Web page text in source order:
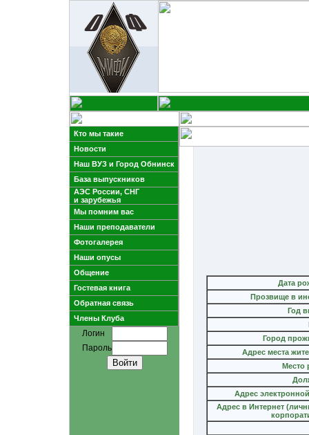
Кто мы такие
Новости
Наш ВУЗ и Город Обнинск
База выпускников
АЭС России, СНГ
и зарубежья
Мы помним вас
Наши преподаватели
Фотогалерея
Наши опусы
Общение
Гостевая книга
Обратная связь
Члены Клуба
Логин
Пароль
Дата
Прозвище в
Год
Город
Адрес места
Место
Адрес
Адрес в Интернет